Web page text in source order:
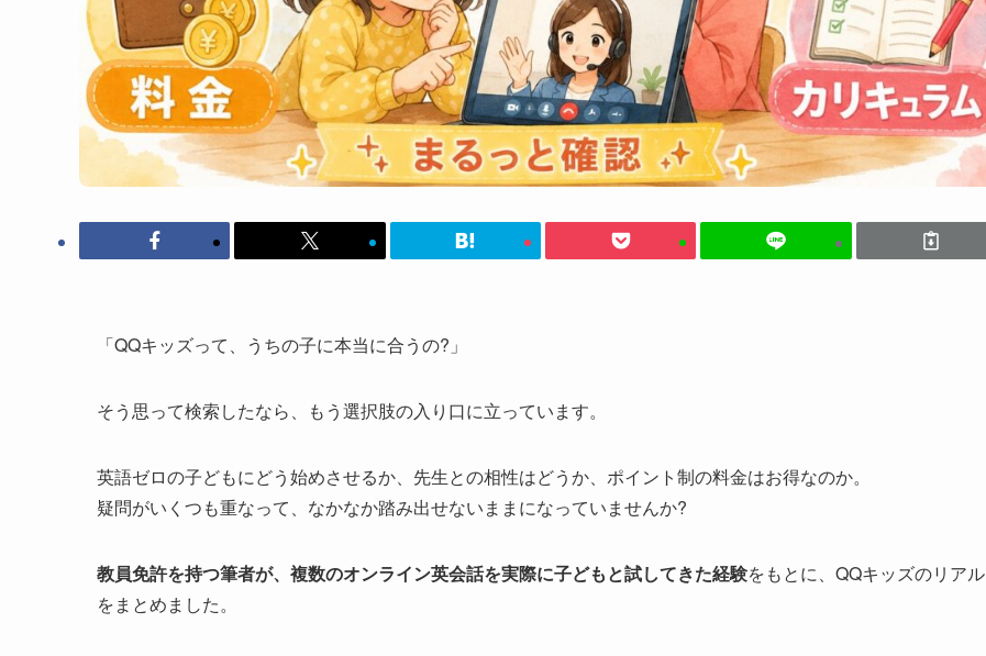
「QQキッズって、うちの子に本当に合うの?」
そう思って検索したなら、もう選択肢の入り口に立っています。
英語ゼロの子どもにどう始めさせるか、先生との相性はどうか、ポイント制の料金はお得なのか。
疑問がいくつも重なって、なかなか踏み出せないままになっていませんか?
教員免許を持つ筆者が、複数のオンライン英会話を実際に子どもと試してきた経験をもとに、QQキッズのリアル
をまとめました。